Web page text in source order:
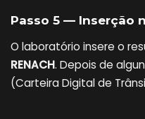
Passo 5 — Inserção
O laboratório insere o
RENACH. Depois de
(Carteira Digital de